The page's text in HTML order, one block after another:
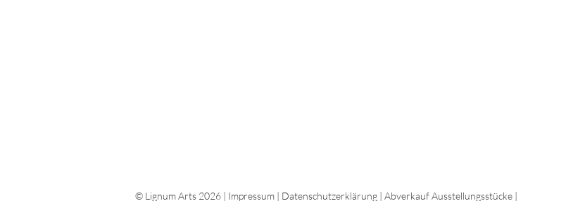
© Lignum Arts 2026 | Impressum | Datenschutzerklärung | Abverkauf Ausstellungsstücke |